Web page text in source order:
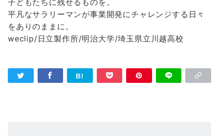
子どもたちに残せるものを。
平凡なサラリーマンが事業開発にチャレンジする日々
をありのままに。
weclip/日立製作所/明治大学/埼玉県立川越高校